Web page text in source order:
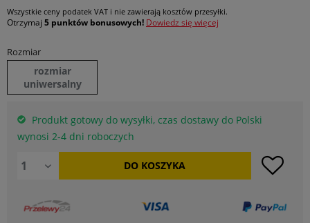
Wszystkie ceny podatek VAT i nie zawierają kosztów przesyłki.
Otrzymaj 5 punktów bonusowych! Dowiedz się więcej
Rozmiar
rozmiar
uniwersalny
Produkt gotowy do wysyłki, czas dostawy do Polski
wynosi 2-4 dni roboczych
DO KOSZYKA